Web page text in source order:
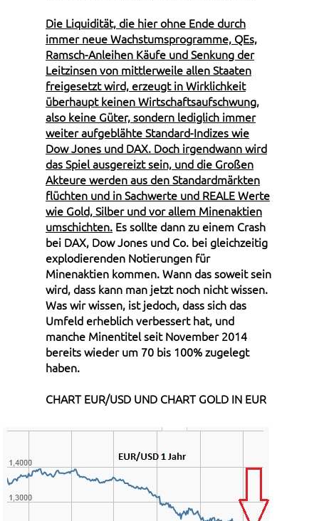
Die Liquidität, die hier ohne Ende durch
immer neue Wachstumsprogramme, QEs,
Ramsch-Anleihen Käufe und Senkung der
Leitzinsen von mittlerweile allen Staaten
freigesetzt wird, erzeugt in Wirklichkeit
überhaupt keinen Wirtschaftsaufschwung,
also keine Güter, sondern lediglich immer
weiter aufgeblähte Standard-Indizes wie
Dow Jones und DAX. Doch irgendwann wird
das Spiel ausgereizt sein, und die Großen
Akteure werden aus den Standardmärkten
flüchten und in Sachwerte und REALE Werte
wie Gold, Silber und vor allem Minenaktien
umschichten. Es sollte dann zu einem Crash
bei DAX, Dow Jones und Co. bei gleichzeitig
explodierenden Notierungen für
Minenaktien kommen. Wann das soweit sein
wird, dass kann man jetzt noch nicht wissen.
Was wir wissen, ist jedoch, dass sich das
Umfeld erheblich verbessert hat, und
manche Minentitel seit November 2014
bereits wieder um 70 bis 100% zugelegt
haben.
CHART EUR/USD UND CHART GOLD IN EUR